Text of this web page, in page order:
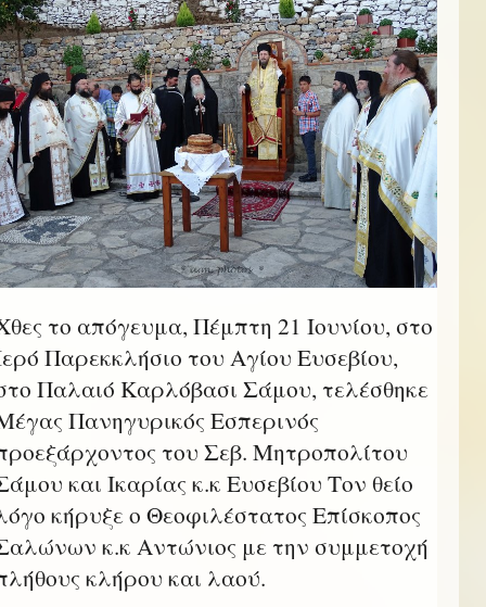
το απόγευμα, Πέμπτη 21 Ιουνίου, στο
Παρεκκλήσιο του Αγίου Ευσεβίου,
Παλαιό Καρλόβασι Σάμου, τελέσθηκε
Πανηγυρικός Εσπερινός
του Σεβ. Μητροπολίτου
και Ικαρίας κ.κ Ευσεβίου Τον θείο
κήρυξε ο Θεοφιλέστατος Επίσκοπος
κ.κ Αντώνιος με την συμμετοχή
κλήρου και λαού.